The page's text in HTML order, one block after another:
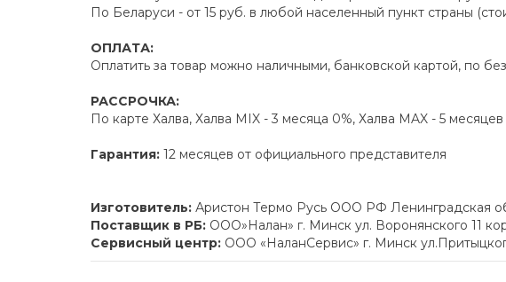
По Беларуси - от 15 руб. в любой населенный пункт страны
ОПЛАТА:
Оплатить за товар можно наличными, банковской картой, по
РАССРОЧКА:
По карте Халва, Халва MIX - 3 месяца 0%, Халва MAX - 5
Гарантия: 12 месяцев от официального представителя
Изготовитель: Аристон Термо Русь ООО РФ Ленинградская
Поставщик в РБ: ООО»Налан» г. Минск ул. Воронянского 11
Сервисный центр: ООО «НаланСервис» г. Минск